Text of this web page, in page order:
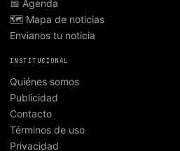
📅 Agenda
🗺️ Mapa de noticias
Envianos tu noticia
INSTITUCIONAL
Quiénes somos
Publicidad
Contacto
Términos de uso
Privacidad